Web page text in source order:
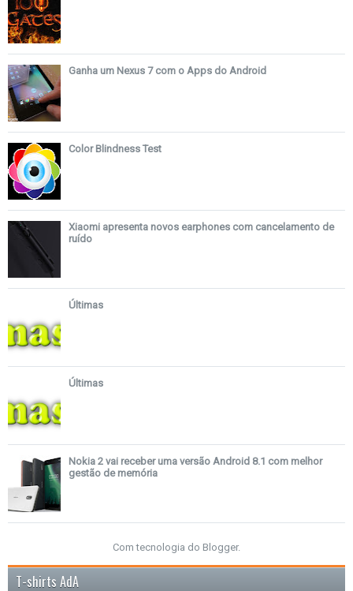
Ganha um Nexus 7 com o Apps do Android
Color Blindness Test
Xiaomi apresenta novos earphones com cancelamento de
ruído
Últimas
Últimas
Nokia 2 vai receber uma versão Android 8.1 com melhor
gestão de memória
Com tecnologia do Blogger.
T-shirts AdA